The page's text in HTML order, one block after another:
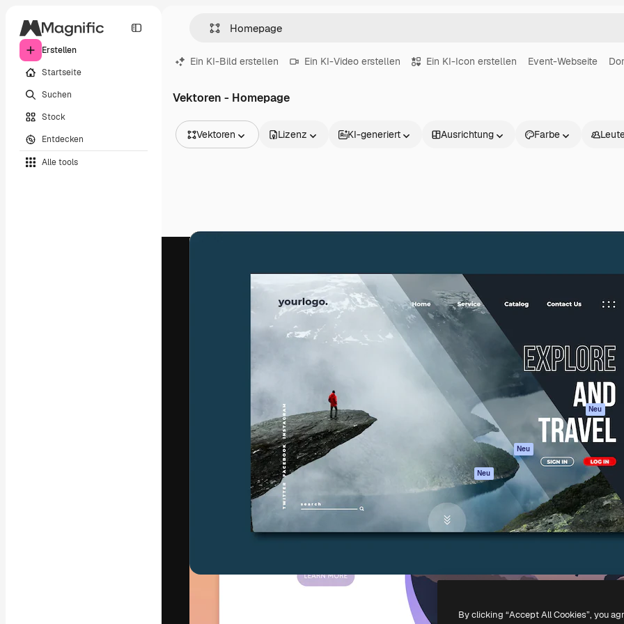
Erstellen
Startseite
Suchen
Stock
Entdecken
Alle tools
Ein KI-Bild erstellen Ein KI-Video erstellen Ein KI-Icon erstellen Event-Webseite
Vektoren - Homepage
Vektoren
Videos
Lizenz KI-generiert Ausrichtung Farbe
Die kreative Plattform, um deine beste
Arbeit zu verwirklichen. Mehr als 1 Million
Abonnenten unter Kreativen, Unternehmen,
Produkte
Spaces
KI-Assistent
KI-Bildgenerator
KI-Videogenerator
KI-
Stimmengenerator
Stock-Inhalte
MCP für
Claude/ChatGPT
Neu
Agenten Neu
API
Mobile App
Alle Magnific-Tools
Loslegen
Dokumentation
Support
AGB
Originale Neu
Cookie-Richtlinie
Vertrauenszentrum
Partner
Unternehmen
By clicking “Accept All Cookies”, you